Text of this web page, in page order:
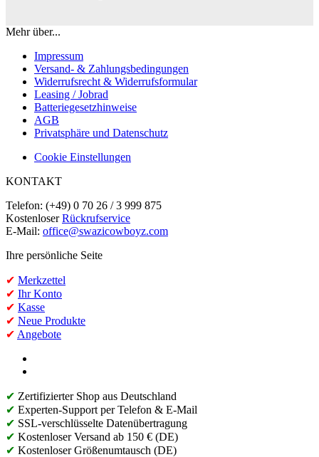
Mehr über...
Impressum
Versand- & Zahlungsbedingungen
Widerrufsrecht & Widerrufsformular
Leasing / Jobrad
Batteriegesetzhinweise
AGB
Privatsphäre und Datenschutz
Cookie Einstellungen
KONTAKT
Telefon: (+49) 0 70 26 / 3 999 875
KostenloserRückrufservice
E-Mail: office@swazicowboyz.com
Ihre persönliche Seite
✔ Merkzettel
✔ Ihr Konto
✔ Kasse
✔ Neue Produkte
✔ Angebote
✔ Zertifizierter Shop aus Deutschland
✔ Experten-Support per Telefon & E-Mail
✔ SSL-verschlüsselte Datenübertragung
✔ Kostenloser Versand ab 150 € (DE)
✔ Kostenloser Größenumtausch (DE)